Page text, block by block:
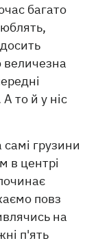
багато
то й у ніс
самі грузини
в центрі
повз
на
п'ять